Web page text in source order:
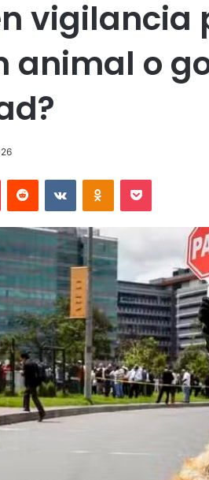
vigilancia
animal o
PinterestReddit VKontakteOdnoklassniki
Pocket